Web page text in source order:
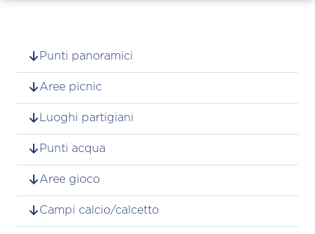
Punti panoramici
Aree picnic
Luoghi partigiani
Punti acqua
Aree gioco
Campi calcio/calcetto